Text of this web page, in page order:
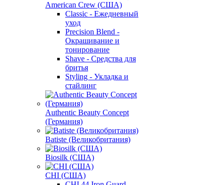
American Crew (США)
Classic - Ежедневный
уход
Precision Blend -
Окрашивание и
тонирование
Shave - Средства для
бритья
Styling - Укладка и
стайлинг
Authentic Beauty Concept
(Германия)
Batiste (Великобритания)
Biosilk (США)
CHI (США)